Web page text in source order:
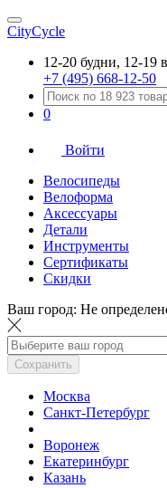
CityCycle
12-20 будни, 12-19
+7 (495) 668-12-50
0
Войти
Велосипеды
Велоформа
Аксессуары
Детали
Инструменты
Сертификаты
Скидки
Ваш город: Не
Сохранить
Москва
Санкт-Петербург
Воронеж
Екатеринбург
Казань